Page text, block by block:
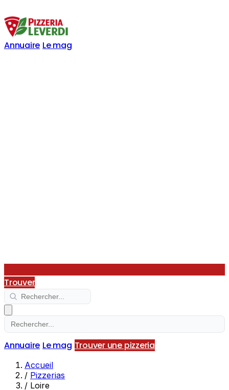
Annuaire Le mag
Trouver
Annuaire Le mag Trouver une pizzeria
Accueil
/ Pizzerias
/ Loire